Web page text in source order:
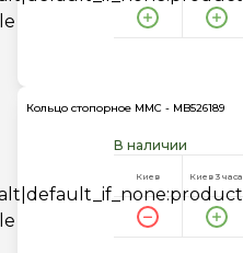
Кольцо стопорное MMC - MB526189
В наличии
Киев Киев 3 часа